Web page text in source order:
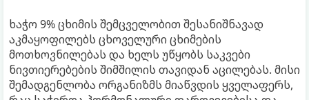
ხაჭო 9% ცხიმის შემცველობით შესანიშნავად
აკმაყოფილებს ცხოველური ცხიმების
მოთხოვნილებას და ხელს უწყობს საკვები
ნივთიერებების შიმშილის თავიდან აცილებას. მისი
შემადგენლობა ორგანიზმს მიაწვდის ყველაფერს,